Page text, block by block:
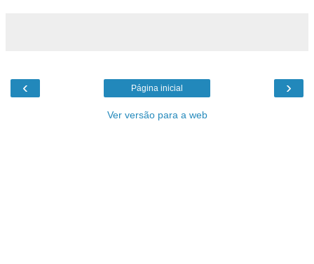
‹ ›
Página inicial
Ver versão para a web